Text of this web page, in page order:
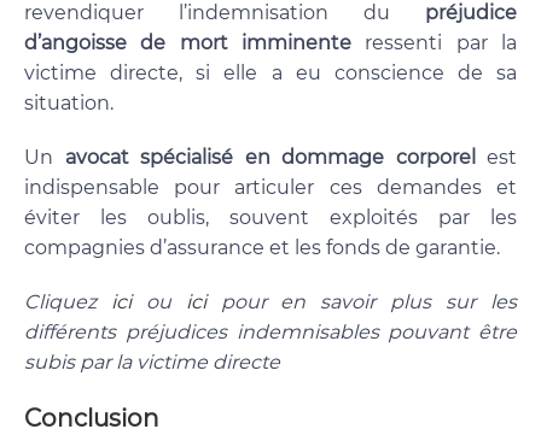
revendiquer l’indemnisation du préjudice
d’angoisse de mort imminente ressenti par la
victime directe, si elle a eu conscience de sa
situation.
Un avocat spécialisé en dommage corporel
est
indispensable pour articuler ces demandes et
éviter les oublis, souvent exploités par les
compagnies d’assurance et les fonds de garantie.
Cliquez ici ou ici pour en savoir plus sur les
différents préjudices indemnisables pouvant être
subis par la victime directe
Conclusion